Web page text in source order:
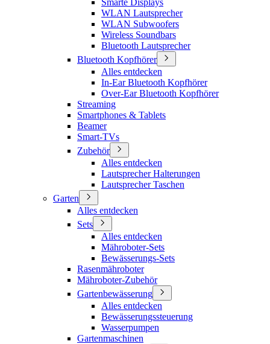
Smarte Displays
WLAN Lautsprecher
WLAN Subwoofers
Wireless Soundbars
Bluetooth Lautsprecher
Bluetooth Kopfhörer
Alles entdecken
In-Ear Bluetooth Kopfhörer
Over-Ear Bluetooth Kopfhörer
Streaming
Smartphones & Tablets
Beamer
Smart-TVs
Zubehör
Alles entdecken
Lautsprecher Halterungen
Lautsprecher Taschen
Garten
Alles entdecken
Sets
Alles entdecken
Mähroboter-Sets
Bewässerungs-Sets
Rasenmähroboter
Mähroboter-Zubehör
Gartenbewässerung
Alles entdecken
Bewässerungssteuerung
Wasserpumpen
Gartenmaschinen